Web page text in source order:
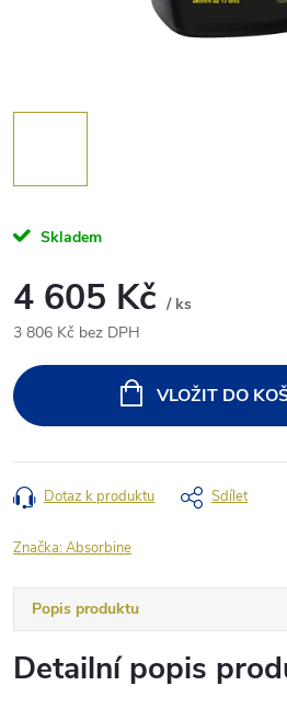
Skladem
4 605 Kč / ks
3 806 Kč bez DPH
cena:
VLOŽIT DO
Dotaz k produktu Sdílet
Značka:Absorbine
Popis produktu
Detailní popis